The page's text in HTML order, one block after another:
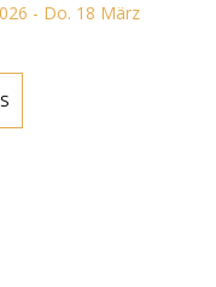
- Do. 18 März